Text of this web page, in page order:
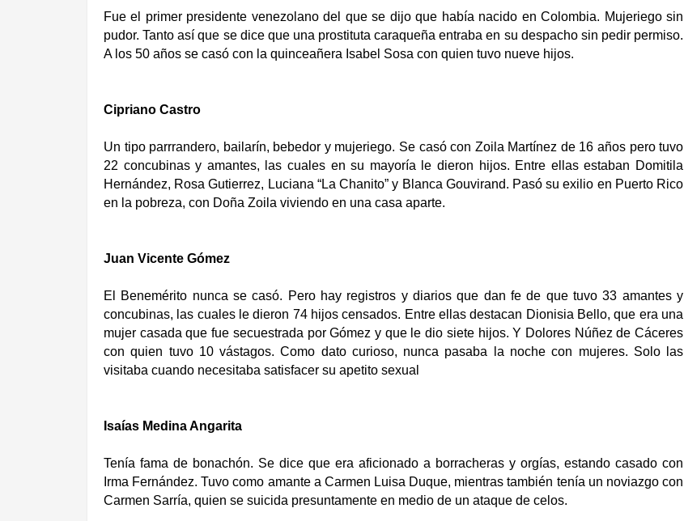
Fue el primer presidente venezolano del que se dijo que había nacido en Colombia. Mujeriego sin
pudor. Tanto así que se dice que una prostituta caraqueña entraba en su despacho sin pedir permiso.
A los 50 años se casó con la quinceañera Isabel Sosa con quien tuvo nueve hijos.
Cipriano Castro
Un tipo parrrandero, bailarín, bebedor y mujeriego. Se casó con Zoila Martínez de 16 años pero tuvo
22 concubinas y amantes, las cuales en su mayoría le dieron hijos. Entre ellas estaban Domitila
Hernández, Rosa Gutierrez, Luciana “La Chanito” y Blanca Gouvirand. Pasó su exilio en Puerto Rico
en la pobreza, con Doña Zoila viviendo en una casa aparte.
Juan Vicente Gómez
El Benemérito nunca se casó. Pero hay registros y diarios que dan fe de que tuvo 33 amantes y
concubinas, las cuales le dieron 74 hijos censados. Entre ellas destacan Dionisia Bello, que era una
mujer casada que fue secuestrada por Gómez y que le dio siete hijos. Y Dolores Núñez de Cáceres
con quien tuvo 10 vástagos. Como dato curioso, nunca pasaba la noche con mujeres. Solo las
visitaba cuando necesitaba satisfacer su apetito sexual
Isaías Medina Angarita
Tenía fama de bonachón. Se dice que era aficionado a borracheras y orgías, estando casado con
Irma Fernández. Tuvo como amante a Carmen Luisa Duque, mientras también tenía un noviazgo con
Carmen Sarría, quien se suicida presuntamente en medio de un ataque de celos.